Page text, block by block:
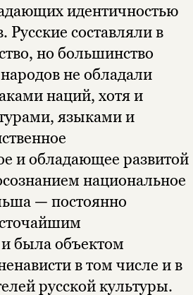
идентичностью
Русские составляли в
но большинство
не обладали
наций, хотя и
языками и
и обладающее развитой
национальное
— постоянно
была объектом
в том числе и в
русской культуры.
отправляем рассылку
«НЛО».
промокод на
Политикой конфиденциальности
на
при поступлении книги
письмо на указанный
Политикой конфиденциальности
для
18 лет?
назад